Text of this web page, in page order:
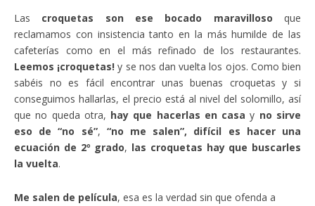
Las croquetas son ese bocado maravillosoque
reclamamos con insistencia tanto en la más humilde de las
cafeterías como en el más refinado de los restaurantes.
Leemos ¡croquetas! y se nos dan vuelta los ojos. Como bien
sabéis no es fácil encontrar unas buenas croquetas y si
conseguimos hallarlas, el precio está al nivel del solomillo, así
que no queda otra, hay que hacerlas en casa y no sirve
eso de “no sé”, “no me salen”, difícil es hacer una
ecuación de 2º grado, las croquetas hay que buscarles
la vuelta.
Me salen de película, esa es la verdad sin que ofenda a